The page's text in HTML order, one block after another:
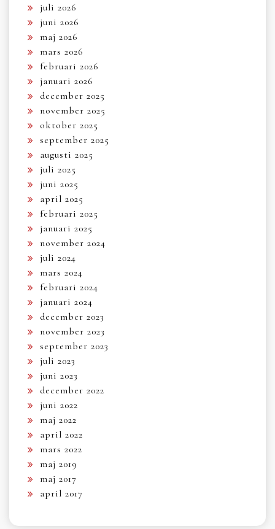
juli 2026
juni 2026
maj 2026
mars 2026
februari 2026
januari 2026
december 2025
november 2025
oktober 2025
september 2025
augusti 2025
juli 2025
juni 2025
april 2025
februari 2025
januari 2025
november 2024
juli 2024
mars 2024
februari 2024
januari 2024
december 2023
november 2023
september 2023
juli 2023
juni 2023
december 2022
juni 2022
maj 2022
april 2022
mars 2022
maj 2019
maj 2017
april 2017